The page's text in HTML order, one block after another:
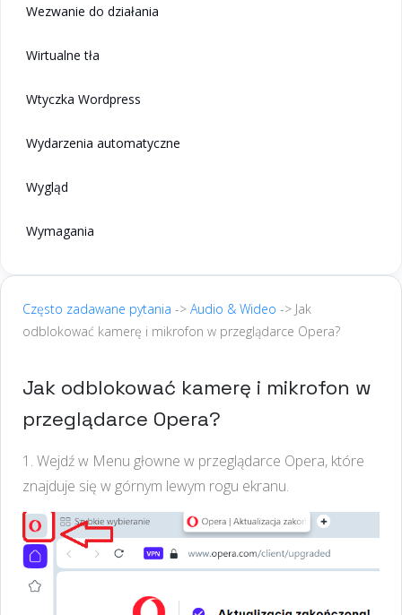
Wezwanie do działania
Wirtualne tła
Wtyczka Wordpress
Wydarzenia automatyczne
Wygląd
Wymagania
Często zadawane pytania -> Audio & Wideo -> Jak
odblokować kamerę i mikrofon w przeglądarce Opera?
Jak odblokować kamerę i mikrofon w
przeglądarce Opera?
1. Wejdź w Menu głowne w przeglądarce Opera, które
znajduje się w górnym lewym rogu ekranu.